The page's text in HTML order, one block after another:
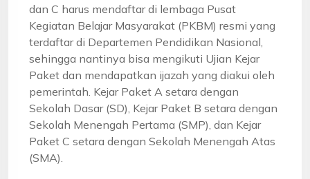
dan C harus mendaftar di lembaga Pusat
Kegiatan Belajar Masyarakat (PKBM) resmi yang
terdaftar di Departemen Pendidikan Nasional,
sehingga nantinya bisa mengikuti Ujian Kejar
Paket dan mendapatkan ijazah yang diakui oleh
pemerintah. Kejar Paket A setara dengan
Sekolah Dasar (SD), Kejar Paket B setara dengan
Sekolah Menengah Pertama (SMP), dan Kejar
Paket C setara dengan Sekolah Menengah Atas
(SMA).